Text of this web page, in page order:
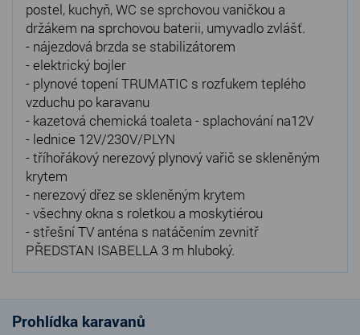
postel, kuchyň, WC se sprchovou vaničkou a
držákem na sprchovou baterii, umyvadlo zvlášť.
- nájezdová brzda se stabilizátorem
- elektrický bojler
- plynové topení TRUMATIC s rozfukem teplého
vzduchu po karavanu
- kazetová chemická toaleta - splachování na12V
- lednice 12V/230V/PLYN
- tříhořákový nerezový plynový vařič se skleněným
krytem
- nerezový dřez se skleněným krytem
- všechny okna s roletkou a moskytiérou
- střešní TV anténa s natáčením zevnitř
PŘEDSTAN ISABELLA 3 m hluboký.
Prohlídka karavanů